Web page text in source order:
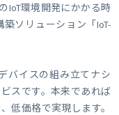
IoT環境開発にかかる時
築ソリューション「IoT-
バイスの組み立てナシ
スです。本来であれば
低価格で実現します。